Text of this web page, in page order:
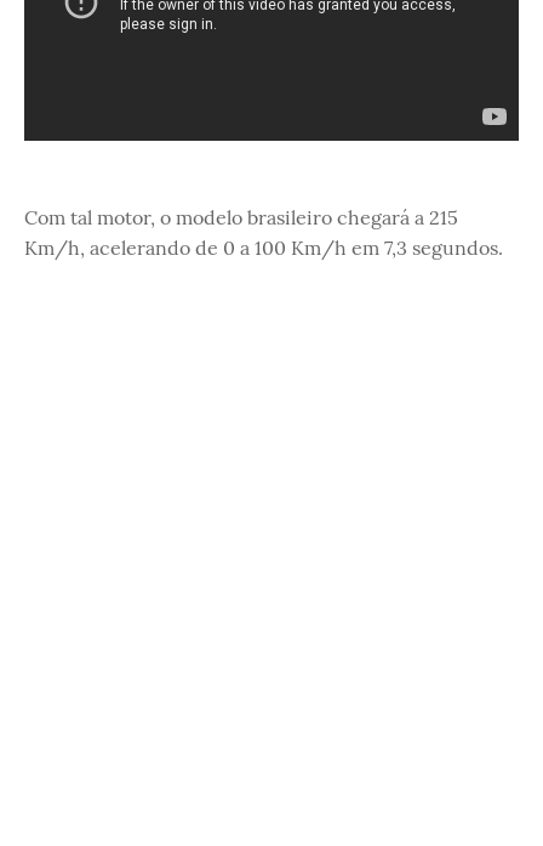
Com tal motor, o modelo brasileiro chegará a 215
Km/h, acelerando de 0 a 100 Km/h em 7,3 segundos.